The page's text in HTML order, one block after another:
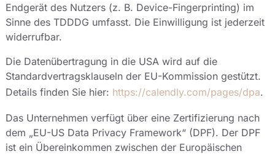
Endgerät des Nutzers (z. B. Device-Fingerprinting) im
Sinne des TDDDG umfasst. Die Einwilligung ist jederzeit
widerrufbar.
Die Datenübertragung in die USA wird auf die
Standardvertragsklauseln der EU-Kommission gestützt.
Details finden Sie hier: https://calendly.com/pages/dpa.
Das Unternehmen verfügt über eine Zertifizierung nach
dem „EU-US Data Privacy Framework“ (DPF). Der DPF
ist ein Übereinkommen zwischen der Europäischen